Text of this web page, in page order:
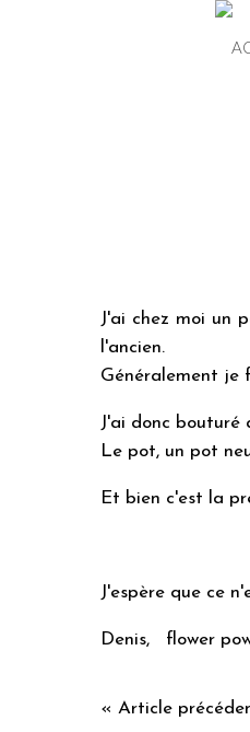
J'ai chez moi un
l'ancien.
Généralement je
J'ai donc
Le pot, un pot
Et bien c'est la
J'espère que ce
Denis, flower
« Article